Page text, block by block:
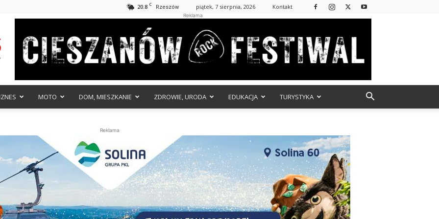
20.8 C Rzeszów piątek, 7 sierpnia, 2026 Kontakt
Reklama
MOTO DOM, MIESZKANIE ZDROWIE, URODA EDUKACJA TURYSTYKA
Reklama